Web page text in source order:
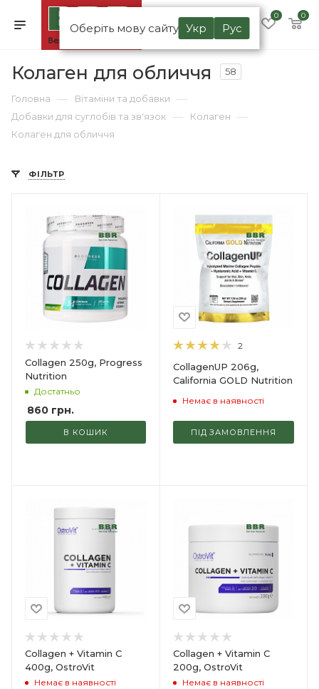
Оберіть мову сайту Укр Рус
0 0
Колаген для обличчя 58
Головна — Вітаміни та добавки —
Добавки для суглобів та зв'язок — Колаген —
Колаген для обличчя
ФІЛЬТР
Collagen 250g, Progress
Nutrition
Достатньо
860 грн.
В КОШИК
2
CollagenUP 206g,
California GOLD Nutrition
Немає в наявності
ПІД ЗАМОВЛЕННЯ
Collagen + Vitamin C
400g, OstroVit
Немає в наявності
Collagen + Vitamin C
200g, OstroVit
Немає в наявності